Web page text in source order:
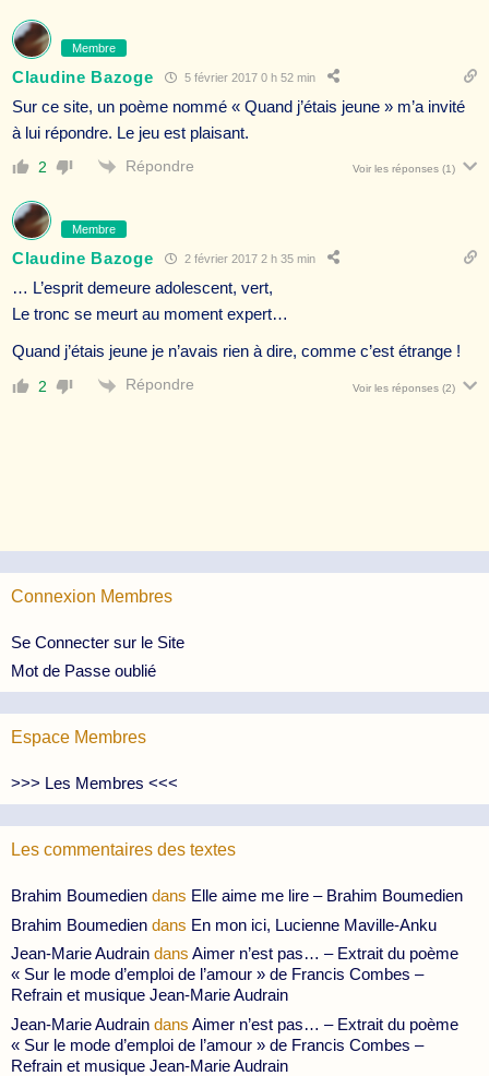
Membre
Claudine Bazoge 5 février 2017 0 h 52 min
Sur ce site, un poème nommé « Quand j’étais jeune » m’a invité
à lui répondre. Le jeu est plaisant.
2 Répondre Voir les réponses (1)
Membre
Claudine Bazoge 2 février 2017 2 h 35 min
… L’esprit demeure adolescent, vert,
Le tronc se meurt au moment expert…
Quand j’étais jeune je n’avais rien à dire, comme c’est étrange !
2 Répondre Voir les réponses (2)
Connexion Membres
Se Connecter sur le Site
Mot de Passe oublié
Espace Membres
>>> Les Membres <<<
Les commentaires des textes
Brahim Boumedien dans Elle aime me lire – Brahim Boumedien
Brahim Boumedien dans En mon ici, Lucienne Maville-Anku
Jean-Marie Audrain dans Aimer n’est pas… – Extrait du poème
« Sur le mode d’emploi de l’amour » de Francis Combes –
Refrain et musique Jean-Marie Audrain
Jean-Marie Audrain dans Aimer n’est pas… – Extrait du poème
« Sur le mode d’emploi de l’amour » de Francis Combes –
Refrain et musique Jean-Marie Audrain